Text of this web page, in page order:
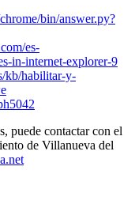
bin/answer.py?
es-
in-internet-explorer-9
kb/habilitar-y-
puede contactar con el
de Villanueva del